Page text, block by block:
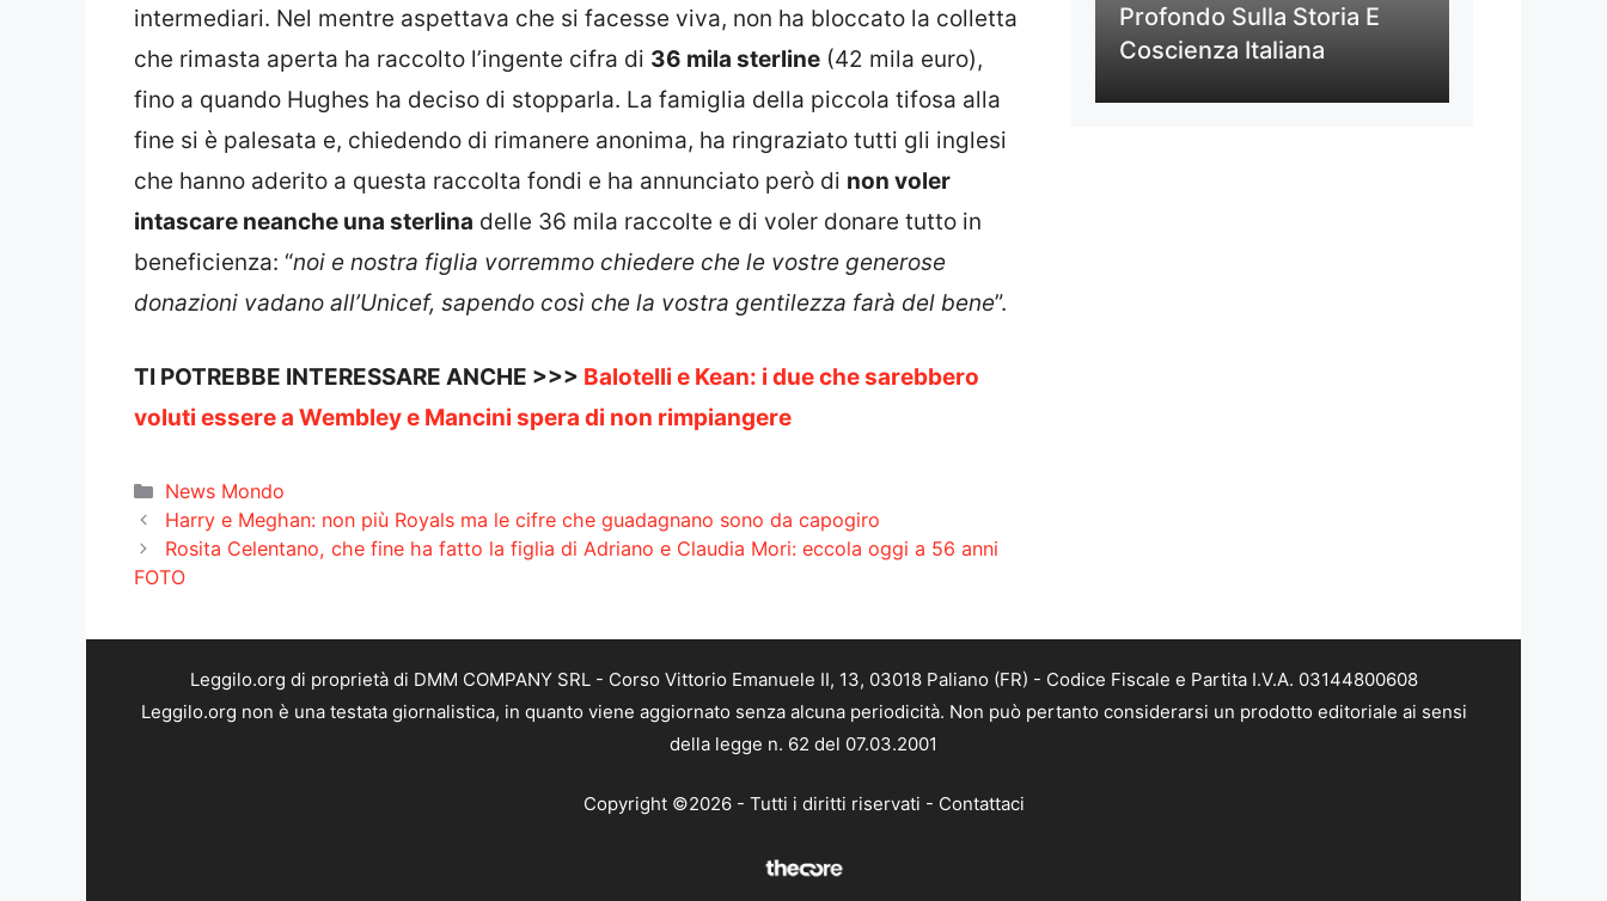
intermediari. Nel mentre aspettava che si facesse viva, non ha bloccato la colletta
che rimasta aperta ha raccolto l’ingente cifra di 36 mila sterline (42 mila euro),
fino a quando Hughes ha deciso di stopparla. La famiglia della piccola tifosa alla
fine si è palesata e, chiedendo di rimanere anonima, ha ringraziato tutti gli inglesi
che hanno aderito a questa raccolta fondi e ha annunciato però di non voler
intascare neanche una sterlina delle 36 mila raccolte e di voler donare tutto in
beneficienza: “noi e nostra figlia vorremmo chiedere che le vostre generose
donazioni vadano all’Unicef, sapendo così che la vostra gentilezza farà del bene”.
TI POTREBBE INTERESSARE ANCHE >>> Balotelli e Kean: i due che sarebbero
voluti essere a Wembley e Mancini spera di non rimpiangere
Categorie
News Mondo
Harry e Meghan: non più Royals ma le cifre che guadagnano sono da capogiro
Rosita Celentano, che fine ha fatto la figlia di Adriano e Claudia Mori: eccola oggi a 56 anni
FOTO
Profondo Sulla Storia E
Coscienza Italiana
Leggilo.org di proprietà di DMM COMPANY SRL - Corso Vittorio Emanuele II, 13, 03018 Paliano (FR) - Codice Fiscale e Partita I.V.A. 03144800608
Leggilo.org non è una testata giornalistica, in quanto viene aggiornato senza alcuna periodicità. Non può pertanto considerarsi un prodotto editoriale ai sensi
della legge n. 62 del 07.03.2001
Copyright ©2026 - Tutti i diritti riservati - Contattaci